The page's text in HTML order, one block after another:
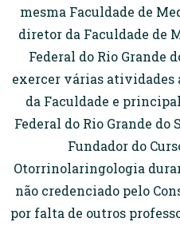
mesma Faculdade de
diretor da Faculdade de
Federal do Rio Grande
exercer várias atividades
da Faculdade e
Federal do Rio Grande do
Fundador do
Otorrinolaringologia
não credenciado pelo
por falta de outros